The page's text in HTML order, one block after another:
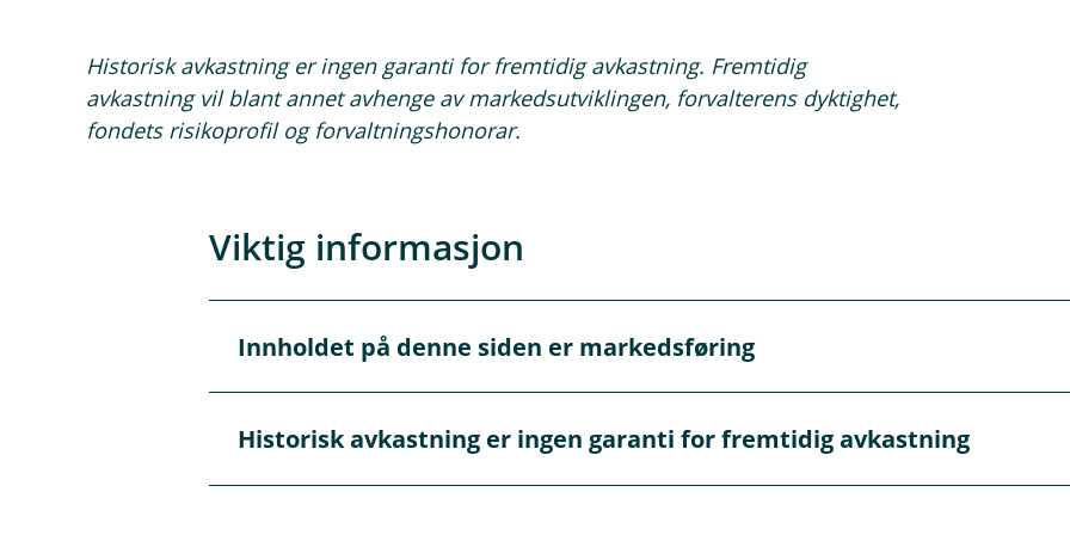
Historisk avkastning er ingen garanti for fremtidig avkastning. Fremtidig
avkastning vil blant annet avhenge av markedsutviklingen, forvalterens dyktighet,
fondets risikoprofil og forvaltningshonorar.
Viktig informasjon
Innholdet på denne siden er markedsføring
n
u
autoriserte rådgivere som kan gi personlig rådgivning. Hvis du ønsker rådgivning fra en
Historisk avkastning er ingen garanti for fremtidig avkastning
n